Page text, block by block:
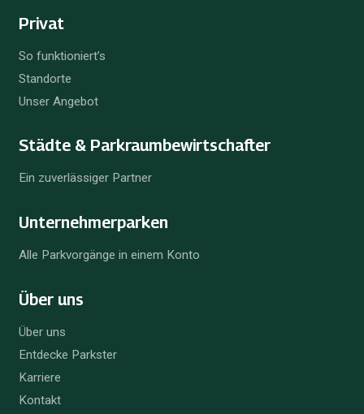
Privat
So funktioniert’s
Standorte
Unser Angebot
Städte & Parkraum­bewirtschafter
Ein zuverlässiger Partner
Unternehmer­parken
Alle Parkvorgänge in einem Konto
Über uns
Über uns
Entdecke Parkster
Karriere
Kontakt